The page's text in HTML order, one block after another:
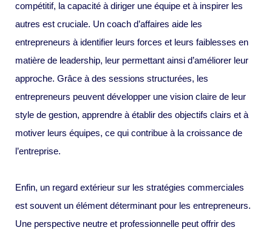
compétitif, la capacité à diriger une équipe et à inspirer les
autres est cruciale. Un coach d’affaires aide les
entrepreneurs à identifier leurs forces et leurs faiblesses en
matière de leadership, leur permettant ainsi d’améliorer leur
approche. Grâce à des sessions structurées, les
entrepreneurs peuvent développer une vision claire de leur
style de gestion, apprendre à établir des objectifs clairs et à
motiver leurs équipes, ce qui contribue à la croissance de
l’entreprise.
Enfin, un regard extérieur sur les stratégies commerciales
est souvent un élément déterminant pour les entrepreneurs.
Une perspective neutre et professionnelle peut offrir des